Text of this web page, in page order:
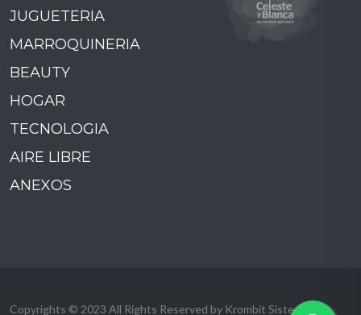
JUGUETERIA
MARROQUINERIA
BEAUTY
HOGAR
TECNOLOGIA
AIRE LIBRE
ANEXOS
Copyrights © 2023 All Rights Reserved by Krombit Sistemas.